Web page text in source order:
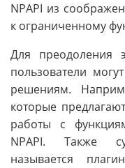
NPAPI из
к ограниченному
Для преодоления
пользователи
решениям.
которые
работы с
NPAPI. Также
называется